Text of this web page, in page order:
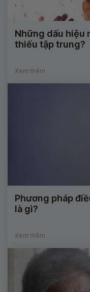
Những dấu hiệu
thiếu tập trung?
Xem thêm
Phương pháp
là gì?
Xem thêm